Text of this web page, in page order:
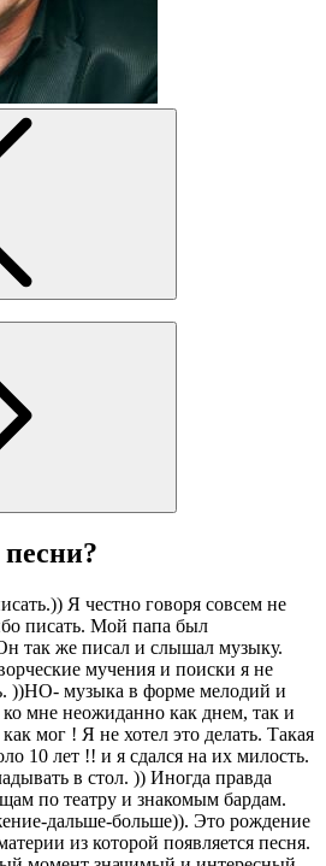
Я честно говоря совсем не
писать. Мой папа был
так же писал и слышал музыку.
мучения и поиски я не
))НО- музыка в форме мелодий и
ко мне неожиданно как днем, так и
мог ! Я не хотел это делать. Такая
10 лет !! и я сдался на их милость.
в стол. )) Иногда правда
по театру и знакомым бардам.
дальше-больше)). Это рождение
из которой появляется песня.